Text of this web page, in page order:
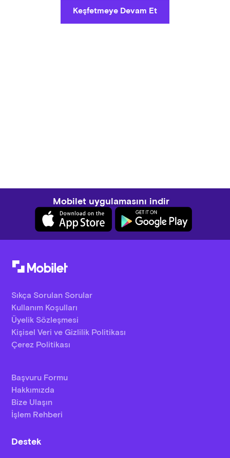
Keşfetmeye Devam Et
Mobilet uygulamasını indir
Sıkça Sorulan Sorular
Kullanım Koşulları
Üyelik Sözleşmesi
Kişisel Veri ve Gizlilik Politikası
Çerez Politikası
Başvuru Formu
Hakkımızda
Bize Ulaşın
İşlem Rehberi
Destek